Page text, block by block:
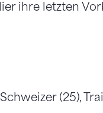
ihre letzten
(25),